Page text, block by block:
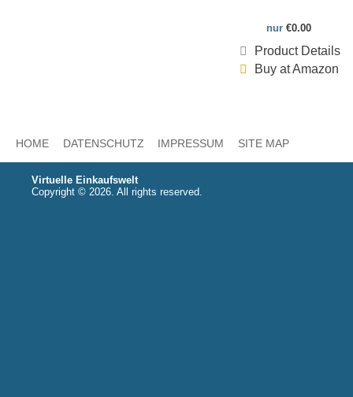
nur €0.00
Product Details
Buy at Amazon
HOME DATENSCHUTZ IMPRESSUM SITE MAP
Virtuelle Einkaufswelt
Copyright © 2026. All rights reserved.